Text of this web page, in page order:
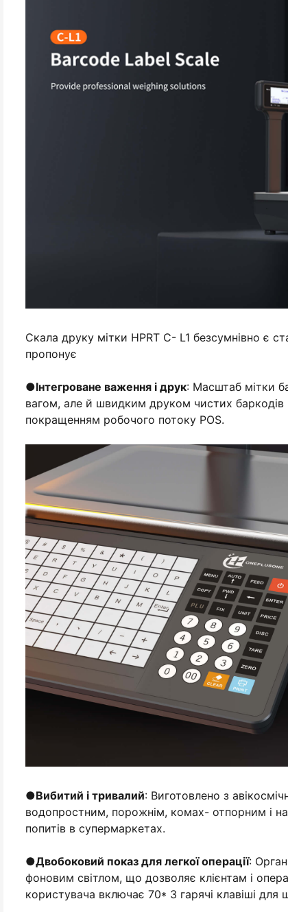
Скала друку мітки HPRT C- L1 безсумнівно є
пропонує
●Інтегроване важення і друк: Масштаб мітки
вагом, але й швидким друком чистих баркодів
покращенням робочого потоку POS.
●Вибитий і тривалий: Виготовлено з
водопростним, порожнім, комах- отпорним і
попитів в супермаркетах.
●Двобоковий показ для легкої операції:
фоновим світлом, що дозволяє клієнтам і
користувача включає 70* 3 гарячі клавіші